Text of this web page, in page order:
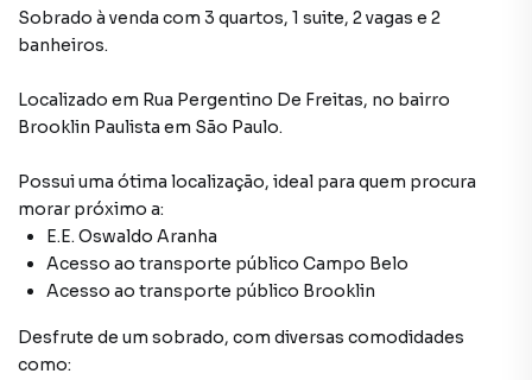
Armário no Quarto
Churrasqueira
Sobrado à venda com 3 quartos, 1 suite, 2 vagas e 2
banheiros.
Localizado em Rua Pergentino De Freitas, no bairro
Brooklin Paulista em São Paulo.
Possui uma ótima localização, ideal para quem procura
morar próximo a:
E.E. Oswaldo Aranha
Acesso ao transporte público Campo Belo
Acesso ao transporte público Brooklin
Desfrute de um sobrado, com diversas comodidades
como: